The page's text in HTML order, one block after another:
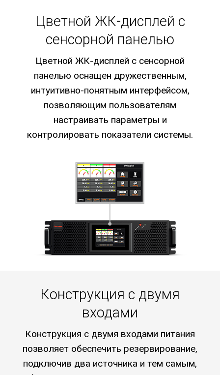
Цветной ЖК-дисплей с
сенсорной панелью
Цветной ЖК-дисплей с сенсорной
панелью оснащен дружественным,
интуитивно-понятным интерфейсом,
позволяющим пользователям
настраивать параметры и
контролировать показатели системы.
Конструкция с двумя
входами
Конструкция с двумя входами питания
позволяет обеспечить резервирование,
подключив два источника и тем самым,